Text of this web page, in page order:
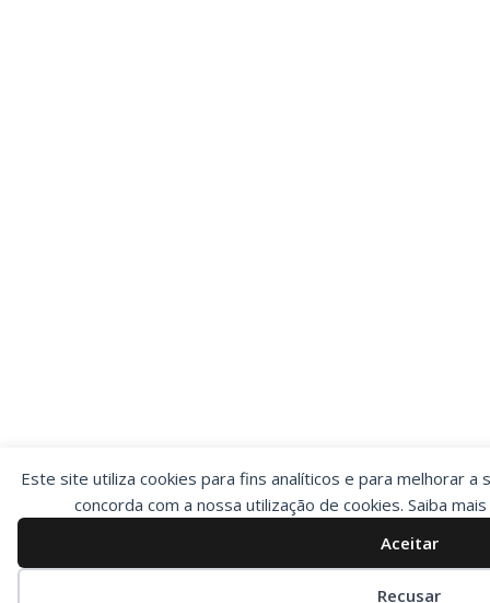
Este site utiliza cookies para fins analíticos e para melhorar a
concorda com a nossa utilização de cookies. Saiba
Aceitar
Recusar